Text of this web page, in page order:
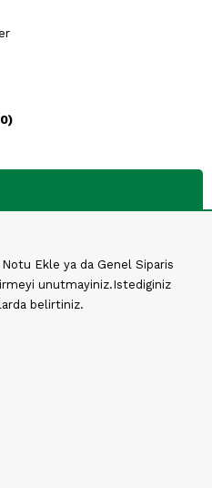
Ekle ya da Genel Siparis
unutmayiniz.Istediginiz
belirtiniz.